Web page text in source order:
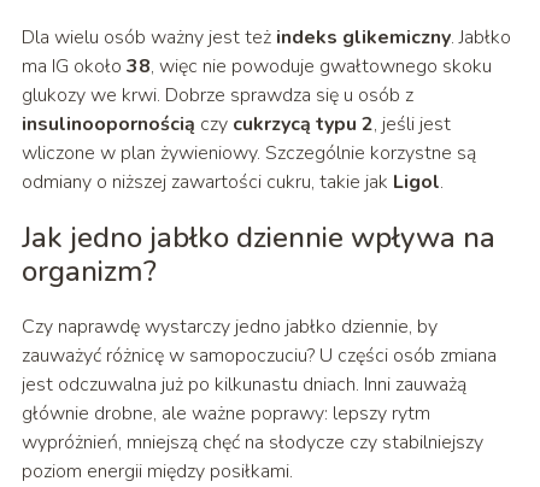
Dla wielu osób ważny jest też indeks glikemiczny. Jabłko
ma IG około 38, więc nie powoduje gwałtownego skoku
glukozy we krwi. Dobrze sprawdza się u osób z
insulinoopornością czy cukrzycą typu 2, jeśli jest
wliczone w plan żywieniowy. Szczególnie korzystne są
odmiany o niższej zawartości cukru, takie jak Ligol.
Jak jedno jabłko dziennie wpływa na
organizm?
Czy naprawdę wystarczy jedno jabłko dziennie, by
zauważyć różnicę w samopoczuciu? U części osób zmiana
jest odczuwalna już po kilkunastu dniach. Inni zauważą
głównie drobne, ale ważne poprawy: lepszy rytm
wypróżnień, mniejszą chęć na słodycze czy stabilniejszy
poziom energii między posiłkami.